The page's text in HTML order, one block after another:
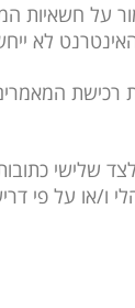
על חשאיות
לא
רכישת
שלישי
ו/או על